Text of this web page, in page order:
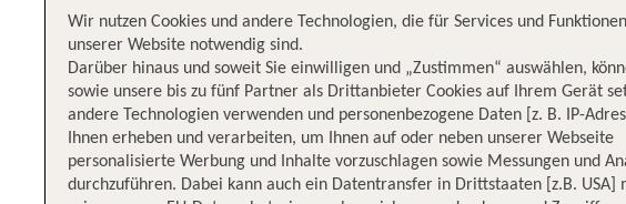
Wir nutzen Cookies und andere Technologien, die für Services und
unserer Website notwendig sind.
Darüber hinaus und soweit Sie einwilligen und „Zustimmen“ auswählen,
sowie unsere bis zu fünf Partner als Drittanbieter Cookies auf Ihrem Gerät
andere Technologien verwenden und personenbezogene Daten [z. B. IP-
Ihnen erheben und verarbeiten, um Ihnen auf oder neben unserer Webseite
personalisierte Werbung und Inhalte vorzuschlagen sowie Messungen und
durchzuführen. Dabei kann auch ein Datentransfer in Drittstaaten [z.B. USA]